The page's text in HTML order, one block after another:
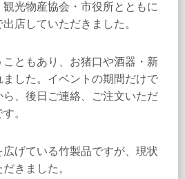
光物産協会・市役所とともに
店していただきました。
ともあり、お猪口や酒器・新
した。イベントの期間だけで
、後日ご連絡、ご注文いただ
。
げている竹製品ですが、現状
きました。